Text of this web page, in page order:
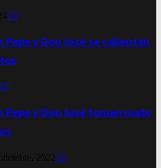
0
y Don José se calientan
0
y Don José toman mate
2022 0